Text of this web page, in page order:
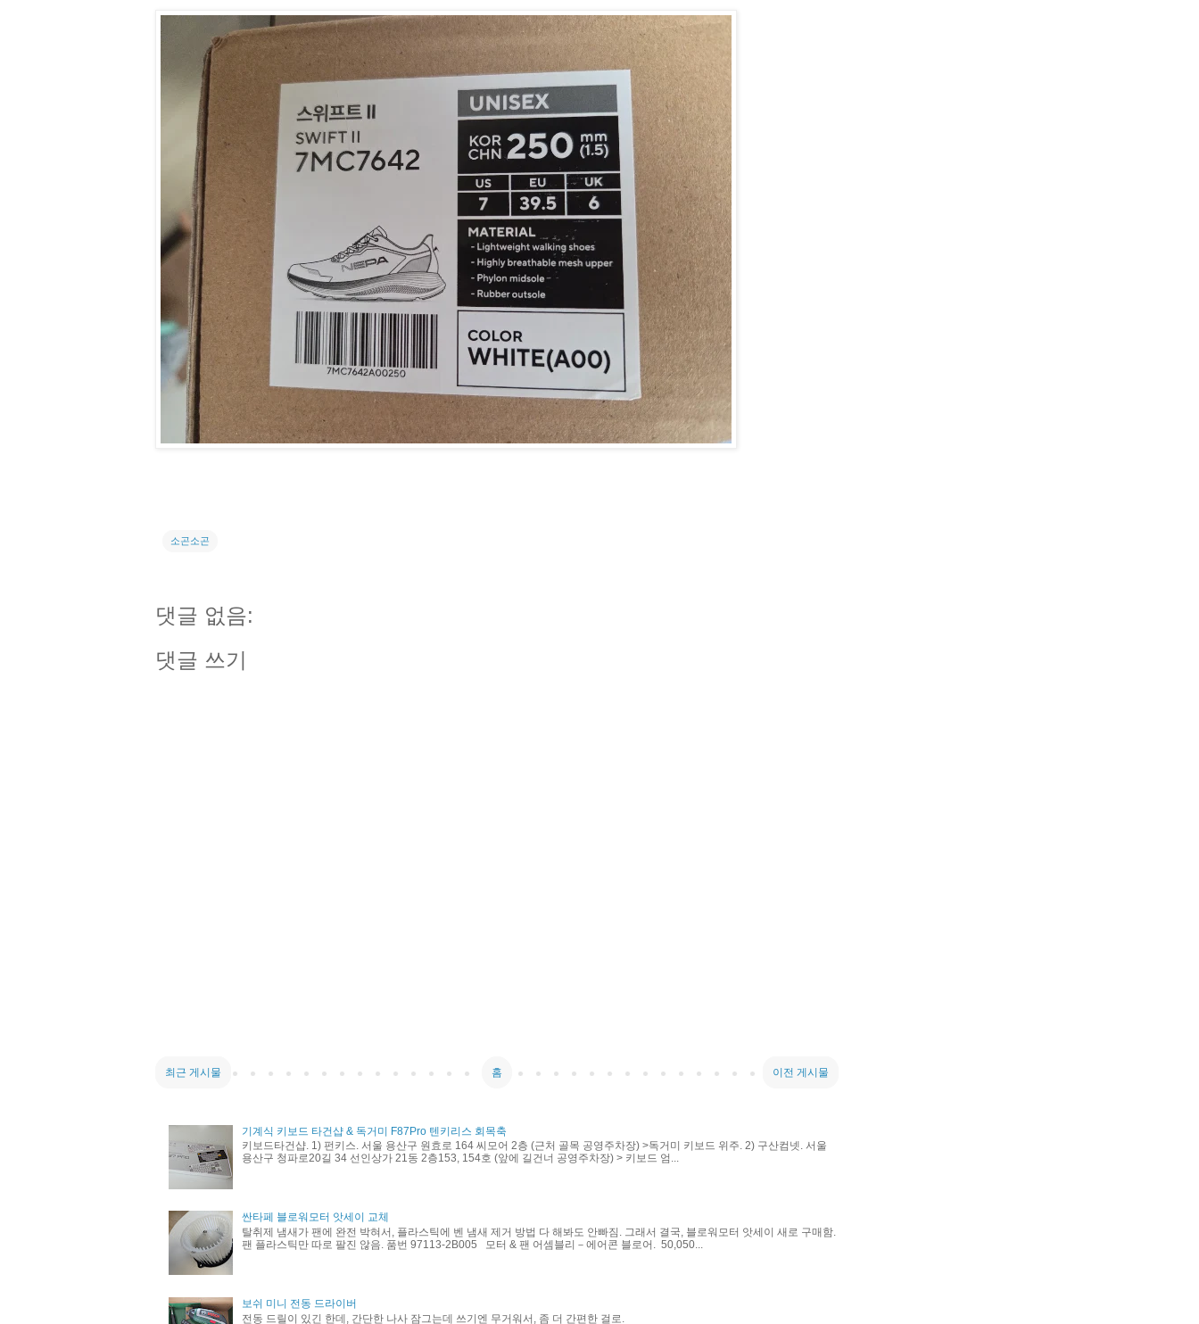
소곤소곤
댓글 없음:
댓글 쓰기
최근 게시물 이전 게시물
홈
기계식 키보드 타건샵 & 독거미 F87Pro 텐키리스 회목축
키보드타건샵. 1) 펀키스. 서울 용산구 원효로 164 씨모어 2층 (근처 골목 공영주차장) >독거미 키보드 위주. 2) 구산컴넷. 서울
용산구 청파로20길 34 선인상가 21동 2층153, 154호 (앞에 길건너 공영주차장) > 키보드 엄...
싼타페 블로워모터 앗세이 교체
탈취제 냄새가 팬에 완전 박혀서, 플라스틱에 벤 냄새 제거 방법 다 해봐도 안빠짐. 그래서 결국, 블로워모터 앗세이 새로 구매함.
팬 플라스틱만 따로 팔진 않음. 품번 97113-2B005 모터 & 팬 어셈블리－에어콘 블로어. 50,050...
보쉬 미니 전동 드라이버
전동 드릴이 있긴 한데, 간단한 나사 잠그는데 쓰기엔 무거워서, 좀 더 간편한 걸로.